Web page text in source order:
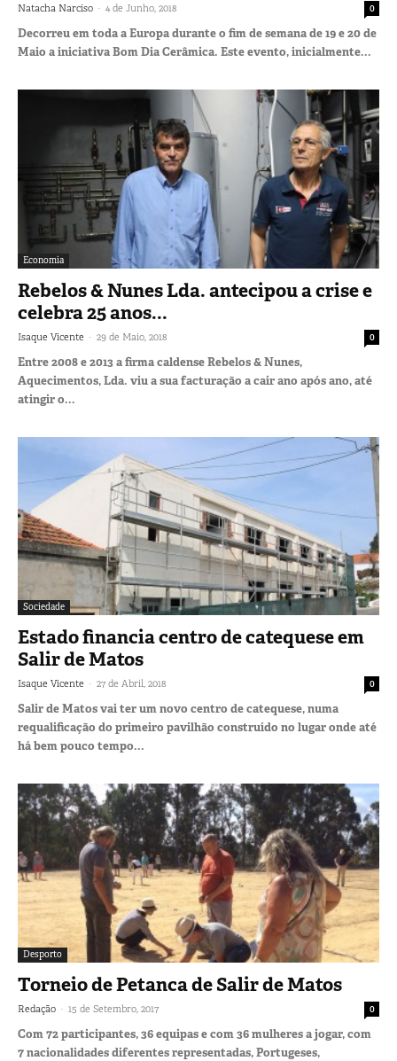
Natacha Narciso - 4 de Junho, 2018 0
Decorreu em toda a Europa durante o fim de semana de 19 e 20 de
Maio a iniciativa Bom Dia Cerâmica. Este evento, inicialmente...
Economia
Rebelos & Nunes Lda. antecipou a crise e
celebra 25 anos...
Isaque Vicente - 29 de Maio, 2018 0
Entre 2008 e 2013 a firma caldense Rebelos & Nunes,
Aquecimentos, Lda. viu a sua facturação a cair ano após ano, até
atingir o...
Sociedade
Estado financia centro de catequese em
Salir de Matos
Isaque Vicente - 27 de Abril, 2018 0
Salir de Matos vai ter um novo centro de catequese, numa
requalificação do primeiro pavilhão construído no lugar onde até
há bem pouco tempo...
Desporto
Torneio de Petanca de Salir de Matos
Redação - 15 de Setembro, 2017 0
Com 72 participantes, 36 equipas e com 36 mulheres a jogar, com
7 nacionalidades diferentes representadas, Portugeses,